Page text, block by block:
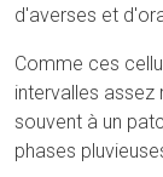
d'averses et
Comme ces
intervalles assez
souvent à un
phases